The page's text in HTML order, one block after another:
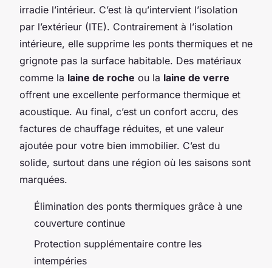
irradie l’intérieur. C’est là qu’intervient l’isolation
par l’extérieur (ITE). Contrairement à l’isolation
intérieure, elle supprime les ponts thermiques et ne
grignote pas la surface habitable. Des matériaux
comme la laine de roche ou la laine de verre
offrent une excellente performance thermique et
acoustique. Au final, c’est un confort accru, des
factures de chauffage réduites, et une valeur
ajoutée pour votre bien immobilier. C’est du
solide, surtout dans une région où les saisons sont
marquées.
Élimination des ponts thermiques grâce à une
couverture continue
Protection supplémentaire contre les
intempéries